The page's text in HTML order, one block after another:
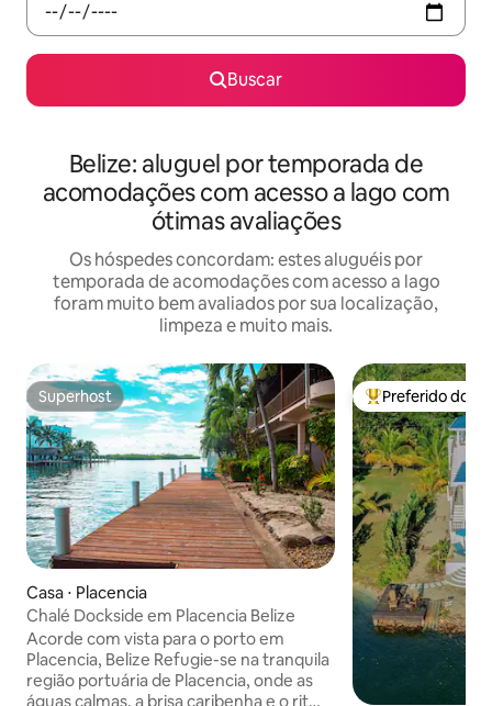
Buscar
Belize: aluguel por temporada de
acomodações com acesso a lago com
ótimas avaliações
Os hóspedes concordam: estes aluguéis por
temporada de acomodações com acesso a lago
foram muito bem avaliados por sua localização,
limpeza e muito mais.
Superhost
Superhost
Casa ⋅ Placencia
Chalé Dockside em Placencia Belize
Acorde com vista para o porto em
Placencia, Belize Refugie-se na tranquila
região portuária de Placencia, onde as
águas calmas, a brisa caribenha e o ritmo
Entre os
Preferido dos